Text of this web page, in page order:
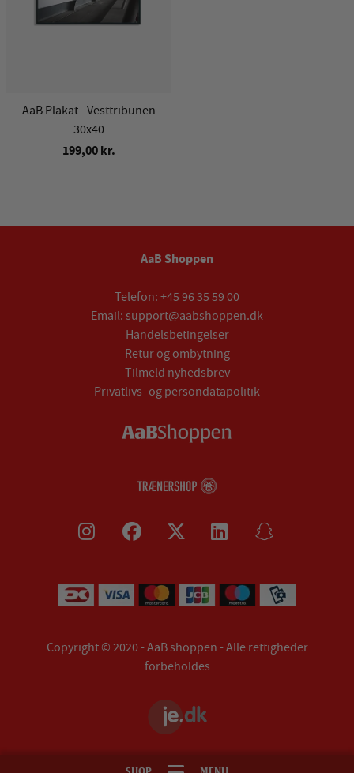
AaB Plakat - Vesttribunen
30x40
199,00 kr.
AaB Shoppen
Telefon: +45 96 35 59 00
Email: support@aabshoppen.dk
Handelsbetingelser
Retur og ombytning
Tilmeld nyhedsbrev
Privatlivs- og persondatapolitik
Copyright © 2020 - AaB shoppen - Alle rettigheder
forbeholdes